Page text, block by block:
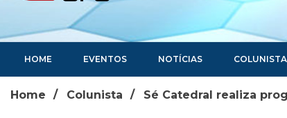
Portal de Notícias
HOME EVENTOS NOTÍCIAS
Home Colunista Sé Catedral realiza